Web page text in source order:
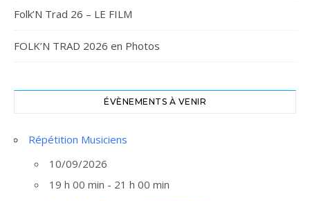
Folk’N Trad 26 – LE FILM
FOLK’N TRAD 2026 en Photos
ÉVÈNEMENTS À VENIR
Répétition Musiciens
10/09/2026
19 h 00 min - 21 h 00 min